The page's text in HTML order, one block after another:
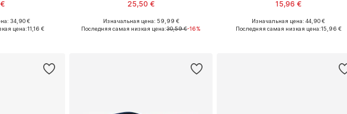
One Size
34,90 €
цена:11,16 €
25,50 €
Доступные размеры: Onesize
Изначальная цена: 59,99 €
Последняя самая низкая цена:30,59 €-16%
15,96 €
Доступные размеры: One Size
Изначальная цена: 44,90 €
Последняя самая низкая цена:15,96 €